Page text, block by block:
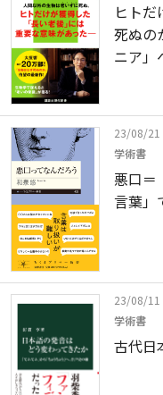
ヒト
死ぬの
ニア」
23/08/21
学術書
悪口＝
言葉」
23/08/11
学術書
古代日